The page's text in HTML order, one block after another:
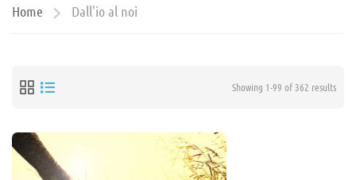
Home Dall'io al noi
Showing 1-99 of 362 results